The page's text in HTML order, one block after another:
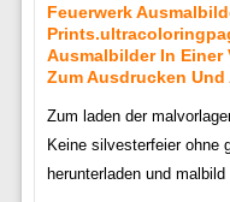
Feuerwerk
Ausmalbilder In Einer
Zum Ausdrucken Und
Zum laden der
Keine silvesterfeier ohne
herunterladen und